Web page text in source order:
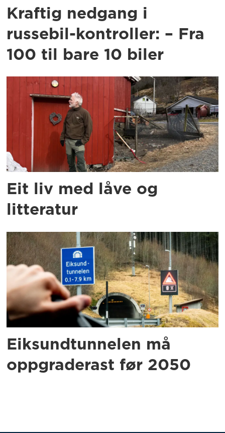
Kraftig nedgang i
russebil-kontroller: – Fra
100 til bare 10 biler
Eit liv med låve og
litteratur
Eiksundtunnelen må
oppgraderast før 2050